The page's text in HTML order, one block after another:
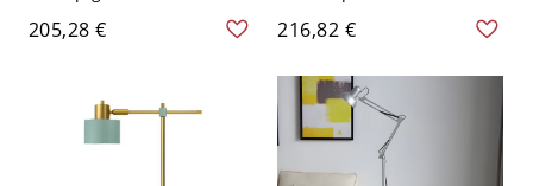
siècle, lumière ambiante à
double paroi avec base en
205,28 €
glaçure abstraite et abat-
jour en lin pour chambre
salon - 110 V-120 V Beige
216,82 €